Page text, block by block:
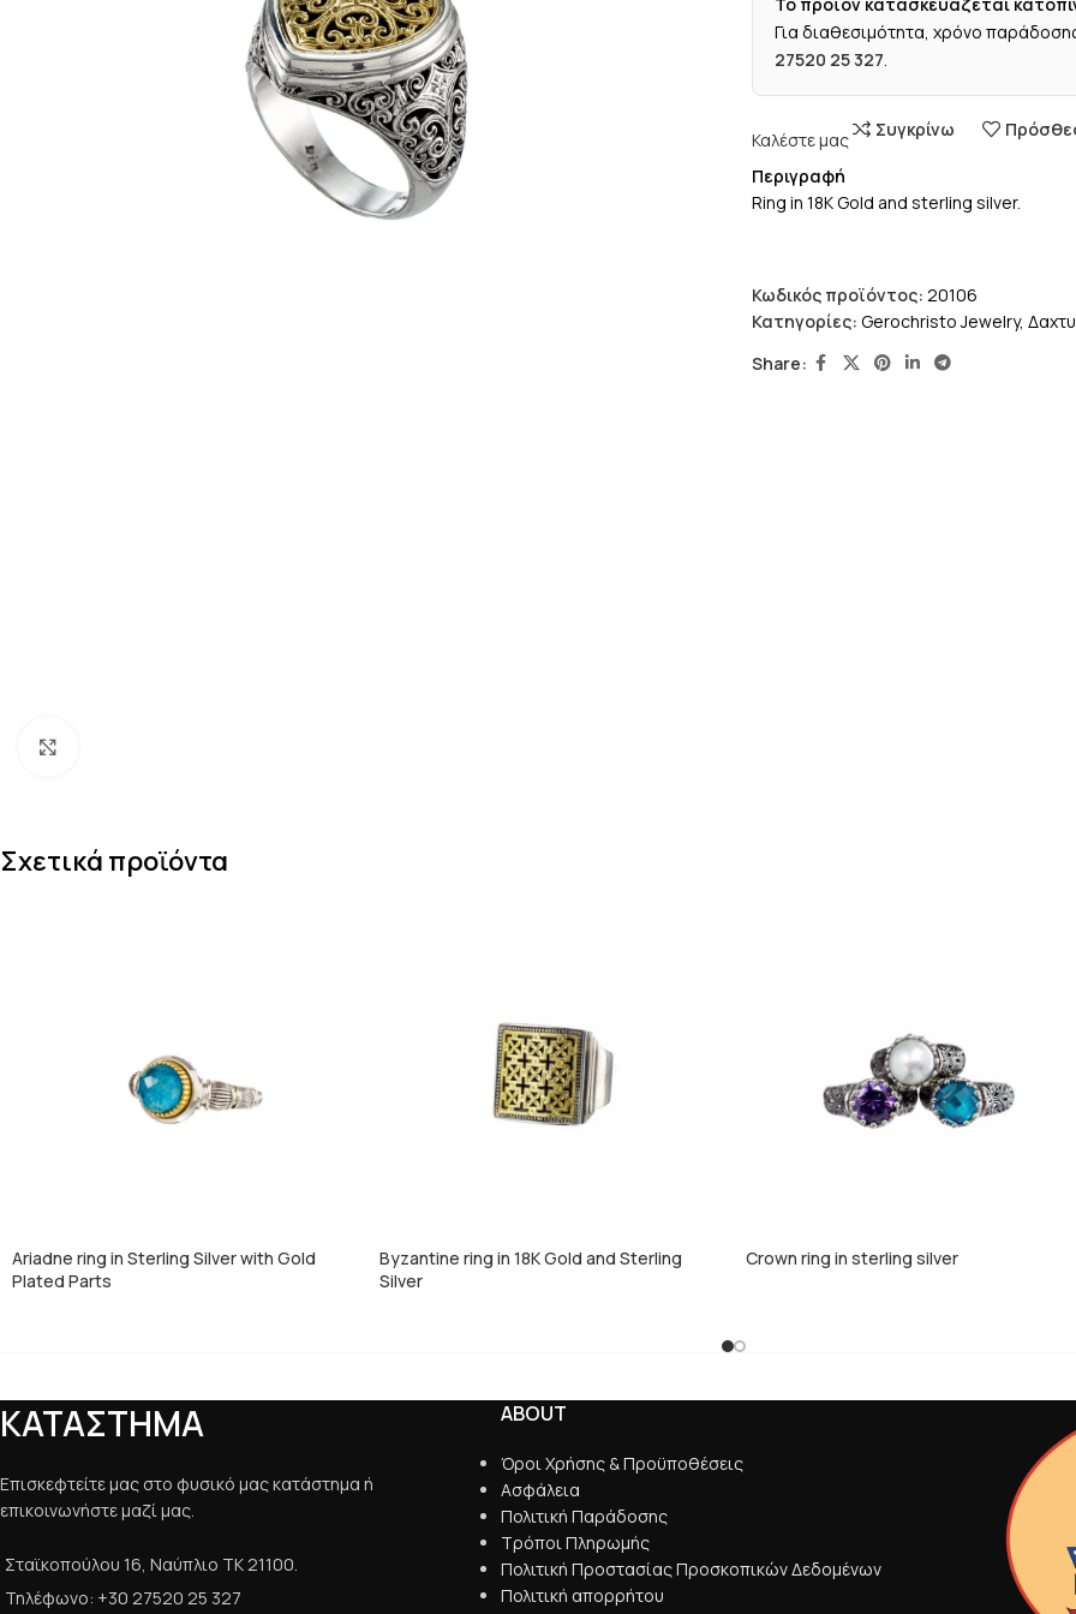
Για διαθεσιμότητα, χρόνο
27520 25 327.
Καλέστε μας Συγκρίνω
Περιγραφή
Ring in 18K Gold and sterling silver.
Κωδικός προϊόντος: 20106
Κατηγορίες: Gerochristo Jewelry,
Share:
Σχετικά προϊόντα
Ariadne ring in Sterling Silver with Gold
Plated Parts
Byzantine ring in 18K Gold and Sterling
Silver
Crown ring in sterling silver
ΚΑΤΑΣΤΗΜΑ
Επισκεφτείτε μας στο φυσικό μας κατάστημα ή
επικοινωνήστε μαζί μας.
Σταϊκοπούλου 16, Ναύπλιο ΤΚ 21100.
Τηλέφωνο: +30 27520 25 327
ABOUT
Όροι Χρήσης & Προϋποθέσεις
Ασφάλεια
Πολιτική Παράδοσης
Τρόποι Πληρωμής
Πολιτική Προστασίας Προσκοπικών Δεδομένων
Πολιτική απορρήτου